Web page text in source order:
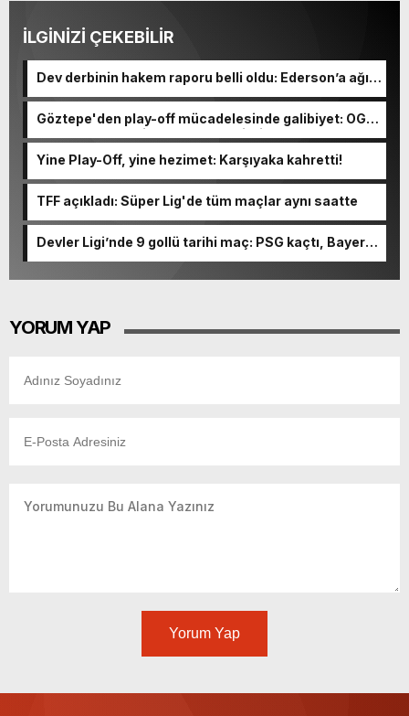
İLGİNİZİ ÇEKEBİLİR
Dev derbinin hakem raporu belli oldu: Ederson’a ağır
Göztepe'den play-off mücadelesinde galibiyet: OGM
Ormanspor'u evinde 90-92 devirdi
Yine Play-Off, yine hezimet: Karşıyaka kahretti!
TFF açıkladı: Süper Lig'de tüm maçlar aynı saatte
Devler Ligi’nde 9 gollü tarihi maç: PSG kaçtı, Bayern
YORUM YAP
Yorum Yap